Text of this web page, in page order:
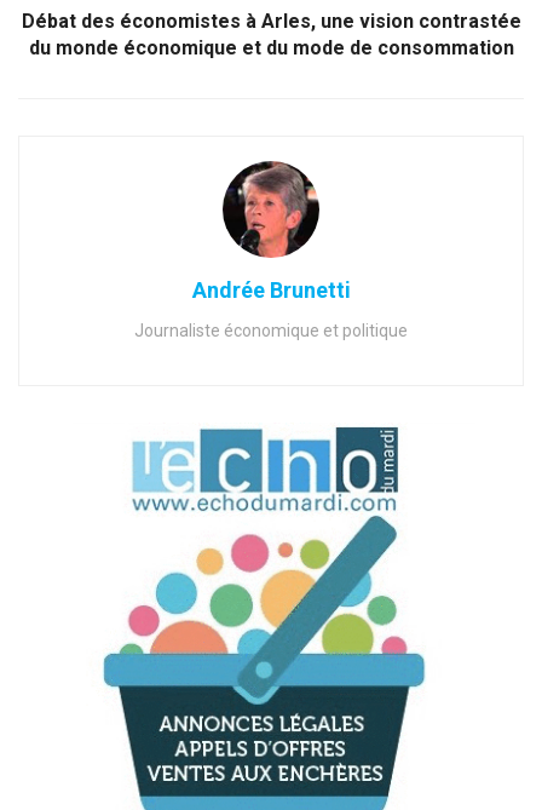
Débat des économistes à Arles, une vision contrastée
du monde économique et du mode de consommation
Andrée Brunetti
Journaliste économique et politique